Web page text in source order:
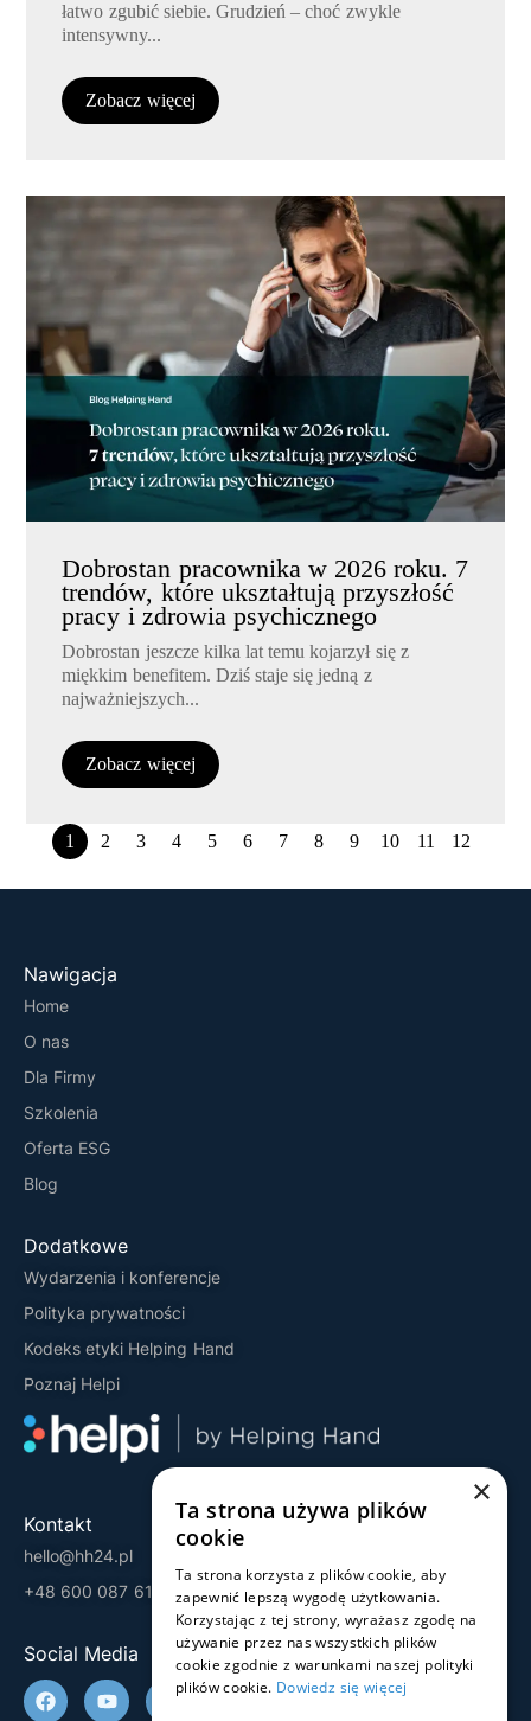
łatwo zgubić siebie. Grudzień – choć zwykle
intensywny...
Zobacz więcej
Dobrostan pracownika w 2026 roku. 7
trendów, które ukształtują przyszłość
pracy i zdrowia psychicznego
Dobrostan jeszcze kilka lat temu kojarzył się z
miękkim benefitem. Dziś staje się jedną z
najważniejszych...
Zobacz więcej
1 2 3 4 5 6 7 8 9 10 11 12
Nawigacja
Home
O nas
Dla Firmy
Szkolenia
Oferta ESG
Blog
Dodatkowe
Wydarzenia i konferencje
Polityka prywatności
Kodeks etyki Helping Hand
Poznaj Helpi
Kontakt
hello@hh24.pl
+48 600 087 613
Social Media
×
Ta strona używa plików
cookie
Ta strona korzysta z plików cookie, aby
zapewnić lepszą wygodę użytkowania.
Korzystając z tej strony, wyrażasz zgodę na
używanie przez nas wszystkich plików
cookie zgodnie z warunkami naszej polityki
plików cookie. Dowiedz się więcej